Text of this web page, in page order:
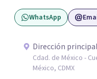
la historia de cada
desarrollar
que buscar ayuda
autocuidado. Mi
comprender mejor lo
WhatsApp
Dirección principal
Cdad. de México -
México, CDMX